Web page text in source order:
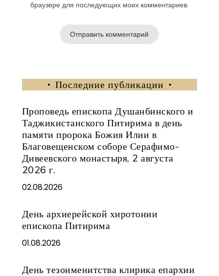
браузере для последующих моих комментариев.
Последние публикации
Проповедь епископа Душанбинского и
Таджикистанского Питирима в день
памяти пророка Божия Илии в
Благовещенском соборе Серафимо-
Дивеевского монастыря, 2 августа
2026 г.
02.08.2026
День архиерейской хиротонии
епископа Питирима
01.08.2026
День тезоименитства клирика епархии